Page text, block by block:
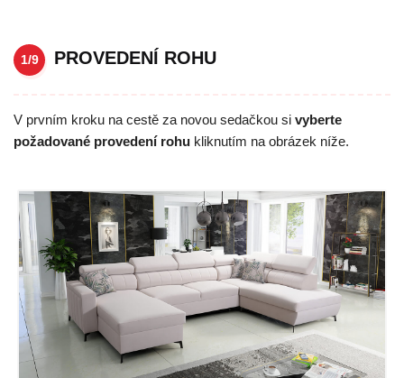
1/9 PROVEDENÍ ROHU
V prvním kroku na cestě za novou sedačkou si vyberte
požadované provedení rohu kliknutím na obrázek níže.